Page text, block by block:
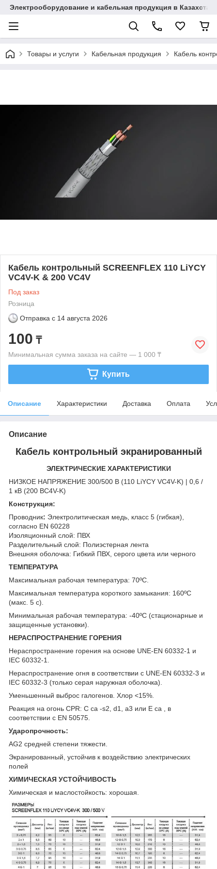
Электрооборудование и кабельная продукция в
Товары и услуги Кабельная продукция Кабель
Кабель контрольный SCREENFLEX 110 LiYCY
VC4V-K & 200 VC4V
Под заказ
Розница
Отправка с 14 августа 2026
100 ₸
Минимальная сумма заказа на сайте — 1 000 ₸
Купить
Описание Характеристики Доставка Оплата
Описание
Кабель контрольный экранированный
ЭЛЕКТРИЧЕСКИЕ ХАРАКТЕРИСТИКИ
НИЗКОЕ НАПРЯЖЕНИЕ 300/500 В (110 LiYCY VC4V-K) | 0,6 /
1 кВ (200 ВC4V-K)
Конструкция:
Проводник: Электролитическая медь, класс 5 (гибкая),
согласно EN 60228
Изоляционный слой: ПВХ
Разделительный слой: Полиэстерная лента
Внешняя оболочка: Гибкий ПВХ, серого цвета или черного
ТЕМПЕРАТУРА
Максимальная рабочая температура: 70ºC.
Максимальная температура короткого замыкания: 160ºC
(макс. 5 с).
Минимальная рабочая температура: -40ºC (стационарные и
защищенные установки).
НЕРАСПРОСТРАНЕНИЕ ГОРЕНИЯ
Нераспространение горения на основе UNE-EN 60332-1 и
IEC 60332-1.
Нераспространение огня в соответствии с UNE-EN 60332-3 и
IEC 60332-3 (только серая наружная оболочка).
Уменьшенный выброс галогенов. Хлор <15%.
Реакция на огонь CPR: C ca -s2, d1, a3 или E ca , в
соответствии с EN 50575.
Ударопрочность:
AG2 средней степени тяжести.
Экранированный, устойчив к воздействию электрических
полей
ХИМИЧЕСКАЯ УСТОЙЧИВОСТЬ
Химическая и маслостойкость: хорошая.